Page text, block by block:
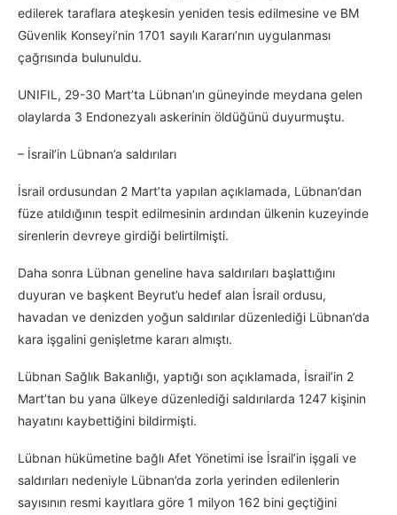
edilerek taraflara ateşkesin yeniden tesis edilmesine ve BM
Güvenlik Konseyi’nin 1701 sayılı Kararı’nın uygulanması
çağrısında bulunuldu.
UNIFIL, 29-30 Mart’ta Lübnan’ın güneyinde meydana gelen
olaylarda 3 Endonezyalı askerinin öldüğünü duyurmuştu.
– İsrail’in Lübnan’a saldırıları
İsrail ordusundan 2 Mart’ta yapılan açıklamada, Lübnan’dan
füze atıldığının tespit edilmesinin ardından ülkenin kuzeyinde
sirenlerin devreye girdiği belirtilmişti.
Daha sonra Lübnan geneline hava saldırıları başlattığını
duyuran ve başkent Beyrut’u hedef alan İsrail ordusu,
havadan ve denizden yoğun saldırılar düzenlediği Lübnan’da
kara işgalini genişletme kararı almıştı.
Lübnan Sağlık Bakanlığı, yaptığı son açıklamada, İsrail’in 2
Mart’tan bu yana ülkeye düzenlediği saldırılarda 1247 kişinin
hayatını kaybettiğini bildirmişti.
Lübnan hükümetine bağlı Afet Yönetimi ise İsrail’in işgali ve
saldırıları nedeniyle Lübnan’da zorla yerinden edilenlerin
sayısının resmi kayıtlara göre 1 milyon 162 bini geçtiğini